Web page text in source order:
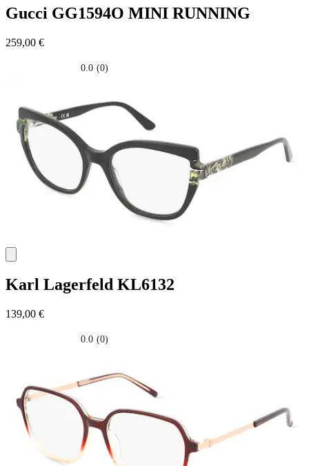
Gucci GG1594O MINI RUNNING
259,00 €
0.0 (0)
stelle.
Karl Lagerfeld KL6132
139,00 €
0.0 (0)